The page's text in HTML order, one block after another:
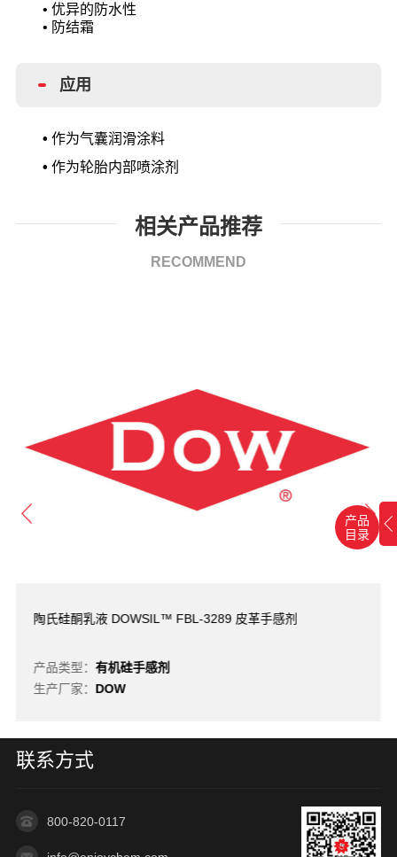
产品
目录
• 优异的防水性
• 防结霜
应用
• 作为气囊润滑涂料
• 作为轮胎内部喷涂剂
相关产品推荐
RECOMMEND
陶氏硅酮乳液 DOWSIL™ FBL-3289 皮革手感剂
产品类型：有机硅手感剂
生产厂家： DOW
联系方式
800-820-0117